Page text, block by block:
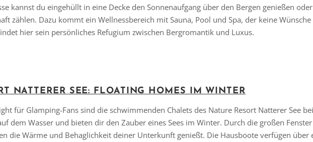
kannst du eingehüllt in eine Decke den Sonnenaufgang über den Bergen genießen
zählen. Dazu kommt ein Wellnessbereich mit Sauna, Pool und Spa, der keine
hier sein persönliches Refugium zwischen Bergromantik und Luxus.
NATTERER SEE: FLOATING HOMES IM WINTER
für Glamping-Fans sind die schwimmenden Chalets des Nature Resort Natterer See
dem Wasser und bieten dir den Zauber eines Sees im Winter. Durch die großen
die Wärme und Behaglichkeit deiner Unterkunft genießt. Die Hausboote verfügen über